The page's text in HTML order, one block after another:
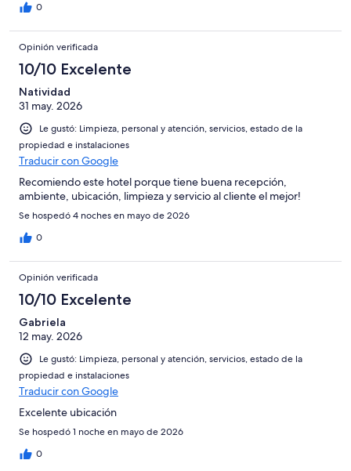
0
Opinión verificada
10/10 Excelente
Natividad
31 may. 2026
Le gustó: Limpieza, personal y atención, servicios, estado de la
propiedad e instalaciones
Traducir con Google
Recomiendo este hotel porque tiene buena recepción,
ambiente, ubicación, limpieza y servicio al cliente el mejor!
Se hospedó 4 noches en mayo de 2026
0
Opinión verificada
10/10 Excelente
Gabriela
12 may. 2026
Le gustó: Limpieza, personal y atención, servicios, estado de la
propiedad e instalaciones
Traducir con Google
Excelente ubicación
Se hospedó 1 noche en mayo de 2026
0